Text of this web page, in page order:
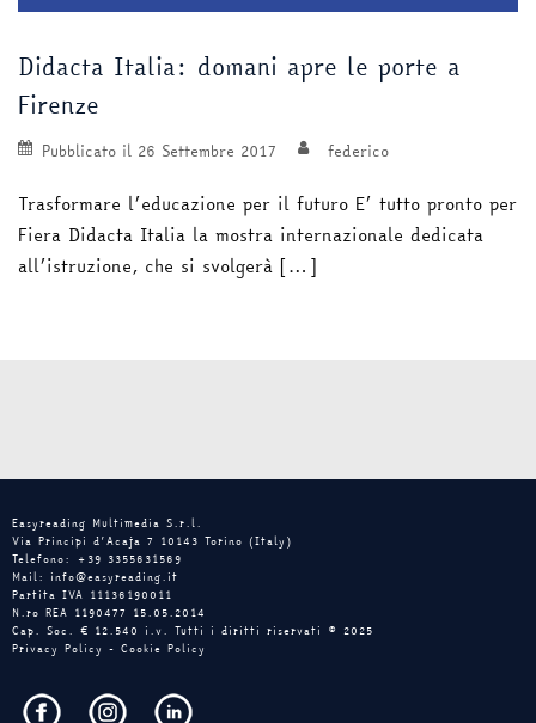
Didacta Italia: domani apre le porte a
Firenze
Pubblicato il 26 Settembre 2017 federico
Trasformare l’educazione per il futuro E’ tutto pronto per
Fiera Didacta Italia la mostra internazionale dedicata
all’istruzione, che si svolgerà […]
Easyreading Multimedia S.r.l.
Via Principi d’Acaja 7 10143 Torino (Italy)
Telefono: +39 3355631569
Mail: info@easyreading.it
Partita IVA 11136190011
N.ro REA 1190477 15.05.2014
Cap. Soc. € 12.540 i.v. Tutti i diritti riservati © 2025
Privacy Policy - Cookie Policy